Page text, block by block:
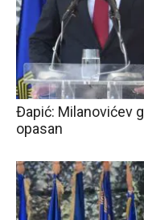
Đapić: Milanovićev
opasan